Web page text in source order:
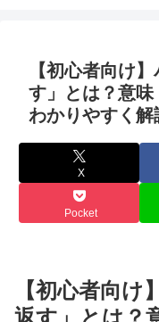
【初心者向け
す」とは？意
わかりやすく解
X
Pocket
【初心者向